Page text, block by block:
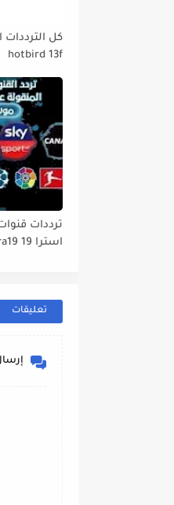
كل الترددات
hotbird 13f
ترددات
تعليقات